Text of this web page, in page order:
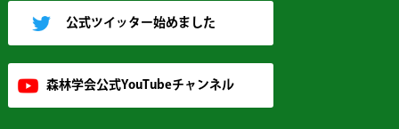
公式ツイッター始めました
森林学会公式YouTubeチャンネル